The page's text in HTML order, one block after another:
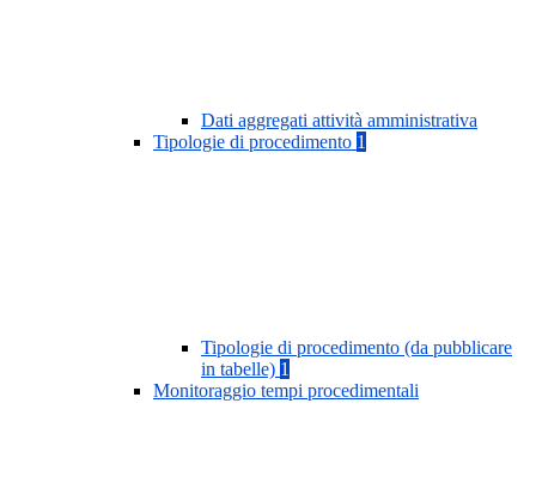
Dati aggregati attività amministrativa
Tipologie di procedimento 1
Tipologie di procedimento (da pubblicare
in tabelle) 1
Monitoraggio tempi procedimentali